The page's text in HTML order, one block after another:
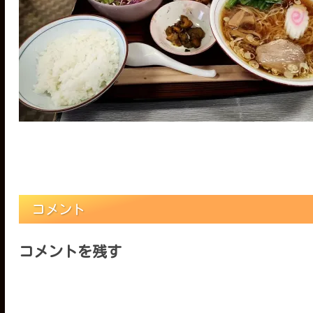
コメント
コメントを残す